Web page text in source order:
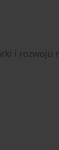
i rozwoju